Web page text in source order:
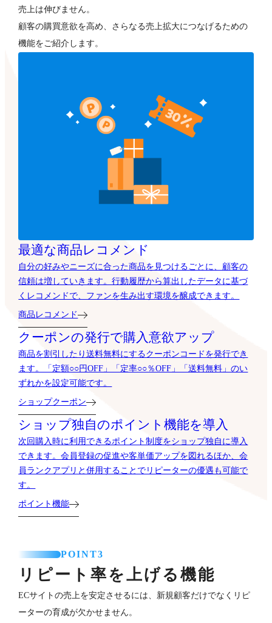
売上は伸びません。
顧客の購買意欲を高め、さらなる売上拡大につなげるための
機能をご紹介します。
最適な商品レコメンド
自分の好みやニーズに合った商品を見つけるごとに、顧客の
信頼は増していきます。行動履歴から算出したデータに基づ
くレコメンドで、ファンを生み出す環境を醸成できます。
商品レコメンド
クーポンの発行で購入意欲アップ
商品を割引したり送料無料にするクーポンコードを発行でき
ます。「定額○○円OFF」「定率○○％OFF」「送料無料」のい
ずれかを設定可能です。
ショップクーポン
ショップ独自のポイント機能を導入
次回購入時に利用できるポイント制度をショップ独自に導入
できます。会員登録の促進や客単価アップを図れるほか、会
員ランクアプリと併用することでリピーターの優遇も可能で
す。
ポイント機能
POINT3
リピート率を上げる機能
ECサイトの売上を安定させるには、新規顧客だけでなくリピ
ーターの育成が欠かせません。